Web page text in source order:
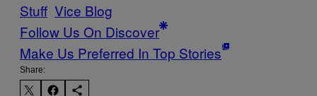
Stuff Vice Blog
Follow Us On Discover
Make Us Preferred In Top Stories
Share: